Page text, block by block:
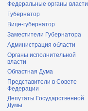
Федеральные органы власти
Губернатор
Вице-губернатор
Заместители Губернатора
Администрация области
Органы исполнительной
власти
Областная Дума
Представители в Совете
Федерации
Депутаты Государственной
Думы